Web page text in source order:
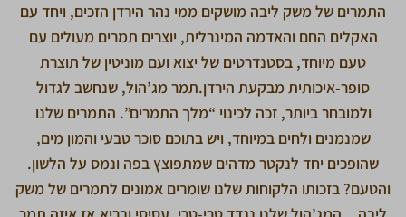
התמרים של משק ליבה מושקים ממי נהר הירדן הזכים, ויחד עם
האקלים החם והאדמה המינרלית, יוצרים תמרים מעולים עם
טעם מיוחד, בסטנדרטים של יצוא ועם מוניטין של תוצרת
סופר-איכותית מבקעת הירדן.תמר מג’הול, שנחשב לגדול
ולמובחר ביותר, זכה לכינוי “מלך התמרים”. התמרים שלנו
שמנמנים ולחים במיוחד, ויש בתוכם סוכר טבעי והמון מים,
שהופכים יחד לנקטר מדהים שמתפוצץ בפה ונמס על הלשון.
והטעם? בזכותו הלקוחות שלנו שומרים אמונים לתמרים של משק